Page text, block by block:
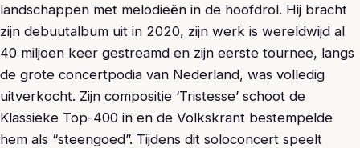
landschappen met melodieën in de hoofdrol. Hij bracht
zijn debuutalbum uit in 2020, zijn werk is wereldwijd al
40 miljoen keer gestreamd en zijn eerste tournee, langs
de grote concertpodia van Nederland, was volledig
uitverkocht. Zijn compositie ‘Tristesse’ schoot de
Klassieke Top-400 in en de Volkskrant bestempelde
hem als “steengoed”. Tijdens dit soloconcert speelt